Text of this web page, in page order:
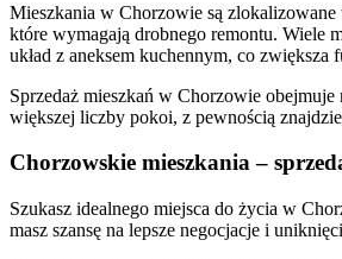
Mieszkania w Chorzowie są
które wymagają drobnego remontu. Wiele
układ z aneksem kuchennym, co zwiększa
Sprzedaż mieszkań w Chorzowie
większej liczby pokoi, z pewnością
Chorzowskie mieszkania –
Szukasz idealnego miejsca do życia w
masz szansę na lepsze negocjacje i